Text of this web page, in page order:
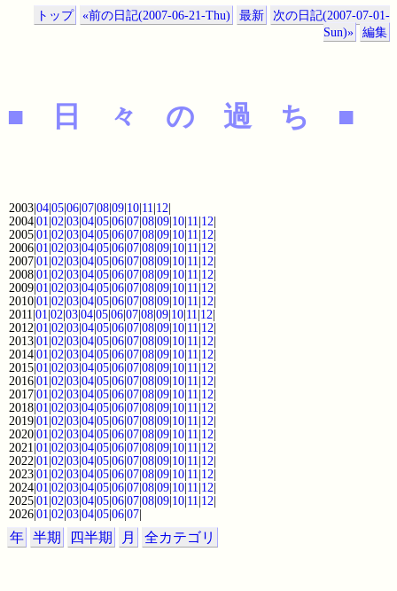
トップ «前の日記(2007-06-21-Thu) 最新
次の日記(2007-07-01-
Sun)»
編集
■ 日 々 の 過 ち ■
2003|04|05|06|07|08|09|10|11|12|
2004|01|02|03|04|05|06|07|08|09|10|11|12|
2005|01|02|03|04|05|06|07|08|09|10|11|12|
2006|01|02|03|04|05|06|07|08|09|10|11|12|
2007|01|02|03|04|05|06|07|08|09|10|11|12|
2008|01|02|03|04|05|06|07|08|09|10|11|12|
2009|01|02|03|04|05|06|07|08|09|10|11|12|
2010|01|02|03|04|05|06|07|08|09|10|11|12|
2011|01|02|03|04|05|06|07|08|09|10|11|12|
2012|01|02|03|04|05|06|07|08|09|10|11|12|
2013|01|02|03|04|05|06|07|08|09|10|11|12|
2014|01|02|03|04|05|06|07|08|09|10|11|12|
2015|01|02|03|04|05|06|07|08|09|10|11|12|
2016|01|02|03|04|05|06|07|08|09|10|11|12|
2017|01|02|03|04|05|06|07|08|09|10|11|12|
2018|01|02|03|04|05|06|07|08|09|10|11|12|
2019|01|02|03|04|05|06|07|08|09|10|11|12|
2020|01|02|03|04|05|06|07|08|09|10|11|12|
2021|01|02|03|04|05|06|07|08|09|10|11|12|
2022|01|02|03|04|05|06|07|08|09|10|11|12|
2023|01|02|03|04|05|06|07|08|09|10|11|12|
2024|01|02|03|04|05|06|07|08|09|10|11|12|
2025|01|02|03|04|05|06|07|08|09|10|11|12|
2026|01|02|03|04|05|06|07|
年 半期 四半期 月 全カテゴリ